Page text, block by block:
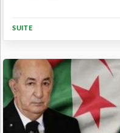
SUITE